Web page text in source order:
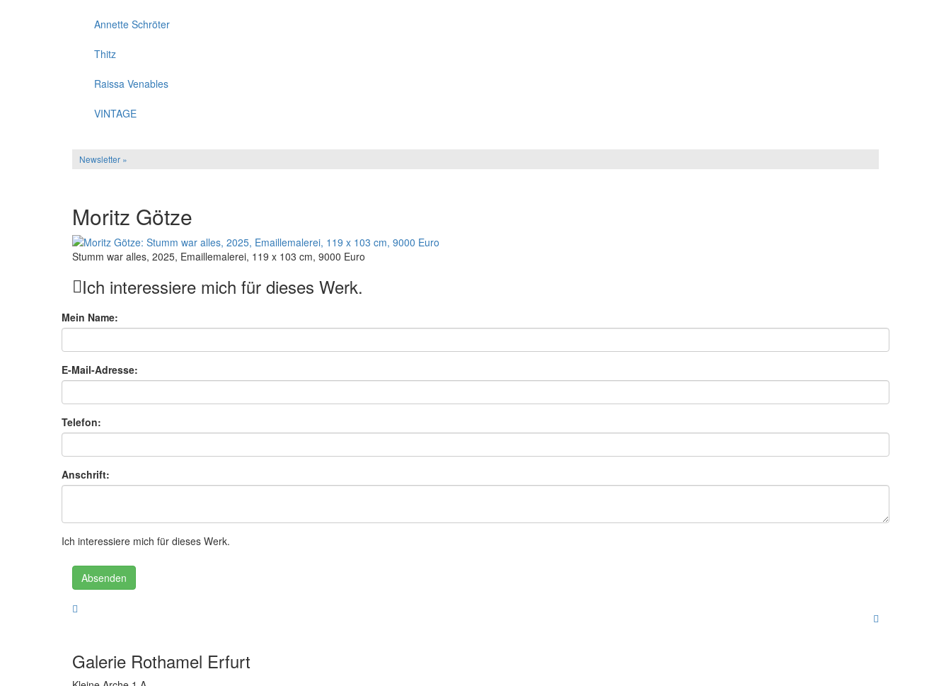
Annette Schröter
Thitz
Raissa Venables
VINTAGE
Newsletter »
Moritz Götze
Stumm war alles, 2025, Emaillemalerei, 119 x 103 cm, 9000 Euro
Ich interessiere mich für dieses Werk.
Mein Name:
E-Mail-Adresse:
Telefon:
Anschrift:
Ich interessiere mich für dieses Werk.
Absenden
Galerie Rothamel Erfurt